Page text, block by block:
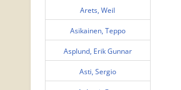
Arets, Weil
Asikainen, Teppo
Asplund, Erik Gunnar
Asti, Sergio